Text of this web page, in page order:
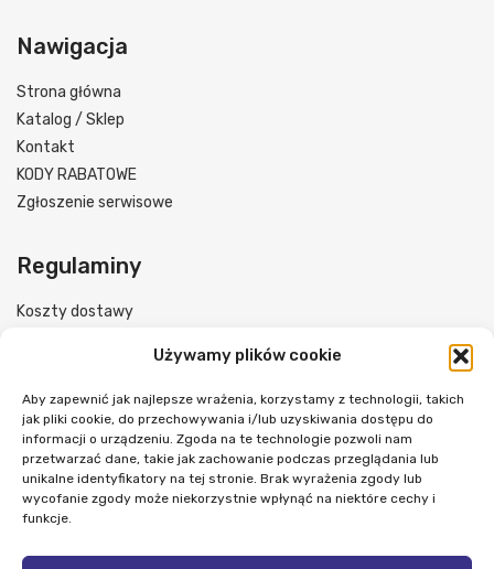
Używamy plików cookie
Aby zapewnić jak najlepsze wrażenia, korzystamy z technologii, takich
jak pliki cookie, do przechowywania i/lub uzyskiwania dostępu do
informacji o urządzeniu. Zgoda na te technologie pozwoli nam
przetwarzać dane, takie jak zachowanie podczas przeglądania lub
unikalne identyfikatory na tej stronie. Brak wyrażenia zgody lub
wycofanie zgody może niekorzystnie wpłynąć na niektóre cechy i
funkcje.
Nawigacja
Strona główna
Katalog / Sklep
Kontakt
KODY RABATOWE
Zgłoszenie serwisowe
Regulaminy
Koszty dostawy
Polityka prywatności
Reklamacje i zwroty
Śledź nas